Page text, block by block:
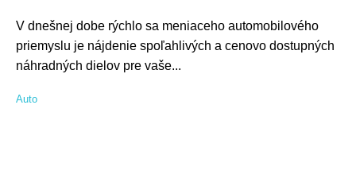
V dnešnej dobe rýchlo sa meniaceho automobilového
priemyslu je nájdenie spoľahlivých a cenovo dostupných
náhradných dielov pre vaše...
Auto